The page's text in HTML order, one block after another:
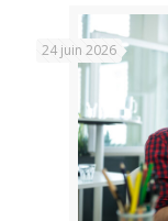
24 juin 2026